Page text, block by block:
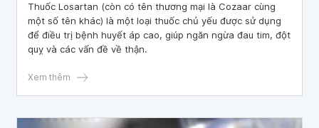
Thuốc Losartan (còn có tên thương mại là Cozaar cùng
một số tên khác) là một loại thuốc chủ yếu được sử dụng
để điều trị bệnh huyết áp cao, giúp ngăn ngừa đau tim, đột
quỵ và các vấn đề về thận.
Xem thêm